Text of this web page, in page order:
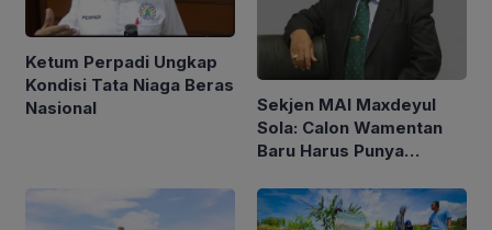
Ketum Perpadi Ungkap
Kondisi Tata Niaga Beras
Nasional
Sekjen MAI Maxdeyul
Sola: Calon Wamentan
Baru Harus Punya
Holistik